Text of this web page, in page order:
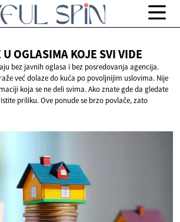
U OGLASIMA KOJE SVI VIDE
bez javnih oglasa i bez posredovanja agencija.
već dolaze do kuća po povoljnijim uslovima. Nije
koja se ne deli svima. Ako znate gde da gledate
priliku. Ove ponude se brzo povlače, zato